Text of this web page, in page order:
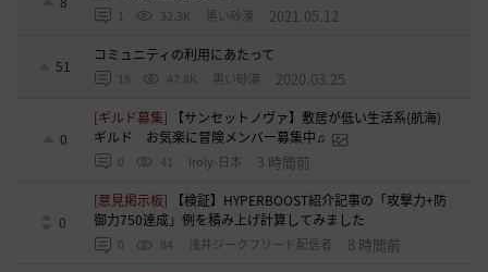
1 32.3K 黒い砂漠 2021.05.12
51
コミュニティの利用にあたって
18 47.8K 黒い砂漠 2020.03.25
0
[ギルド募集]
【サンセットノヴァ】敷居が低い生活系(航海)
ギルド お気楽に冒険メンバー募集中♫
0 41 Iroly-日本 3 時間前
0
[意見掲示板]
【検証】HYPERBOOST紹介記事の「攻撃力+防
御力750達成」例を積み上げ計算してみました
0 84 浅井ジークフリード配信者 8 時間前